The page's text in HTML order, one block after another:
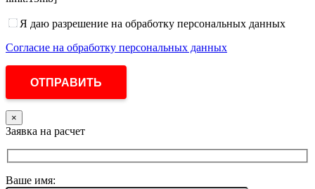
Я даю разрешение на обработку персональных данных
Согласие на обработку персональных данных
×
Заявка на расчет
Ваше имя: